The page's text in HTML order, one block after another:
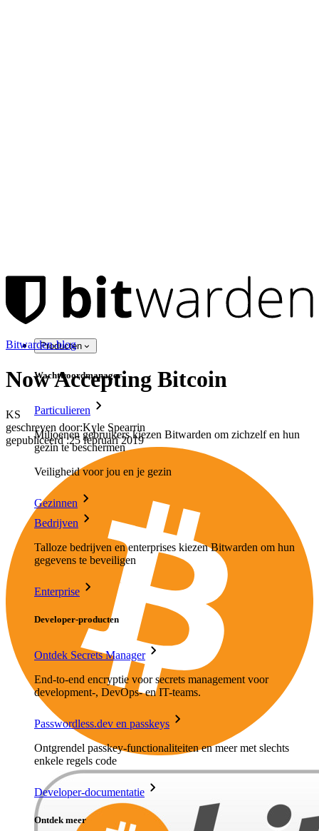
Producten
Wachtwoordmanager
Particulieren
Miljoenen gebruikers kiezen Bitwarden om zichzelf en hun
gezin te beschermen
Veiligheid voor jou en je gezin
Gezinnen
Bedrijven
Talloze bedrijven en enterprises kiezen Bitwarden om hun
gegevens te beveiligen
Enterprise
Developer-producten
Ontdek Secrets Manager
End-to-end encryptie voor secrets management voor
development-, DevOps- en IT-teams.
Passwordless.dev en passkeys
Ontgrendel passkey-functionaliteiten en meer met slechts
enkele regels code
Developer-documentatie
Ontdek meer
Bitwarden-blog
Now Accepting Bitcoin
KS
geschreven door:Kyle Spearrin
gepubliceerd:25 februari 2019